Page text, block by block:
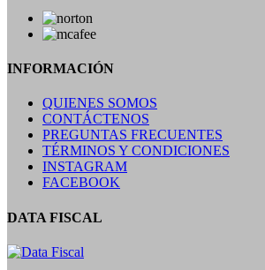
INFORMACIÓN
QUIENES SOMOS
CONTÁCTENOS
PREGUNTAS FRECUENTES
TÉRMINOS Y CONDICIONES
INSTAGRAM
FACEBOOK
DATA FISCAL